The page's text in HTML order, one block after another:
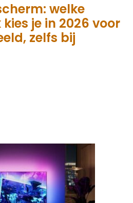
welke
je in 2026 voor
zelfs bij